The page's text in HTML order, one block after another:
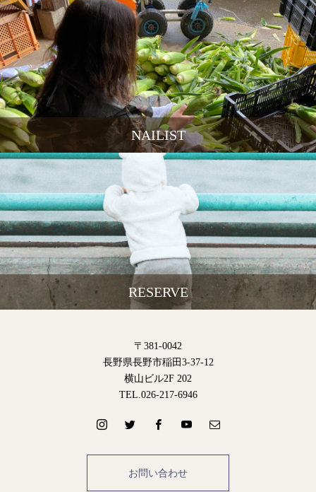
NAILIST
RESERVE
〒381-0042
長野県長野市稲田3-37-12
横山ビル2F 202
TEL.026-217-6946
お問い合わせ